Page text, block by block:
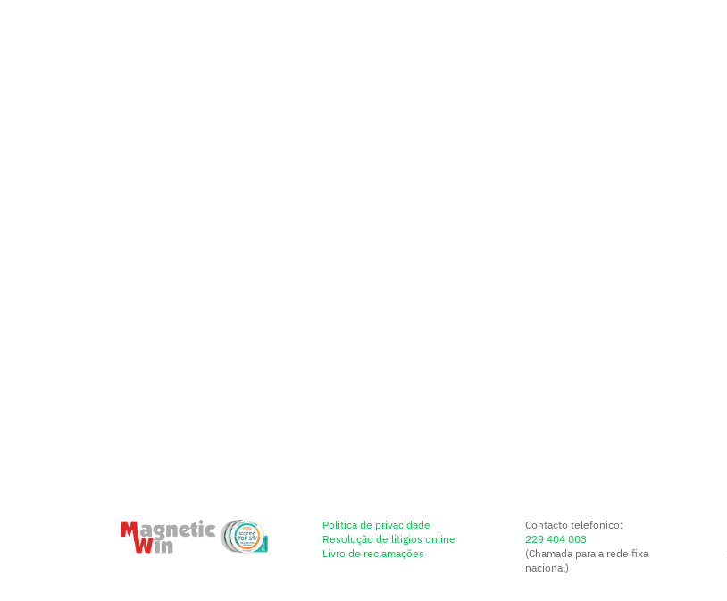
Politica de privacidade
Resolução de litigios online
Livro de reclamações
Contacto telefonico:
229 404 003
(Chamada para a rede fixa
nacional)